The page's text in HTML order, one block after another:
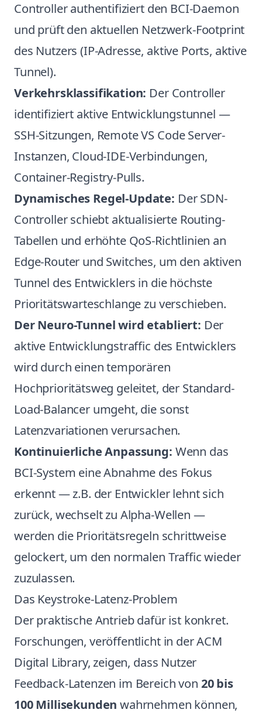
Controller authentifiziert den BCI-Daemon
und prüft den aktuellen Netzwerk-Footprint
des Nutzers (IP-Adresse, aktive Ports, aktive
Tunnel).
Verkehrsklassifikation: Der Controller
identifiziert aktive Entwicklungstunnel —
SSH-Sitzungen, Remote VS Code Server-
Instanzen, Cloud-IDE-Verbindungen,
Container-Registry-Pulls.
Dynamisches Regel-Update: Der SDN-
Controller schiebt aktualisierte Routing-
Tabellen und erhöhte QoS-Richtlinien an
Edge-Router und Switches, um den aktiven
Tunnel des Entwicklers in die höchste
Prioritätswarteschlange zu verschieben.
Der Neuro-Tunnel wird etabliert: Der
aktive Entwicklungstraffic des Entwicklers
wird durch einen temporären
Hochprioritätsweg geleitet, der Standard-
Load-Balancer umgeht, die sonst
Latenzvariationen verursachen.
Kontinuierliche Anpassung: Wenn das
BCI-System eine Abnahme des Fokus
erkennt — z.B. der Entwickler lehnt sich
zurück, wechselt zu Alpha-Wellen —
werden die Prioritätsregeln schrittweise
gelockert, um den normalen Traffic wieder
zuzulassen.
Das Keystroke-Latenz-Problem
Der praktische Antrieb dafür ist konkret.
Forschungen, veröffentlicht in der ACM
Digital Library, zeigen, dass Nutzer
Feedback-Latenzen im Bereich von 20 bis
100 Millisekunden wahrnehmen können,